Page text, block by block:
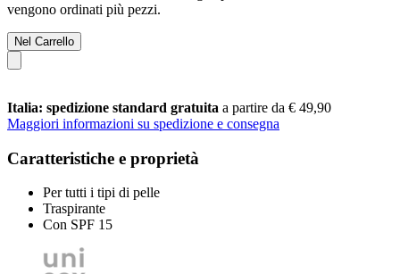
vengono ordinati più pezzi.
Nel Carrello
Italia: spedizione standard gratuita a partire da € 49,90
Maggiori informazioni su spedizione e consegna
Caratteristiche e proprietà
Per tutti i tipi di pelle
Traspirante
Con SPF 15